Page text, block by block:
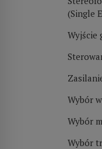
(Single
Wyjście
Wybór
Wybór
Wybór